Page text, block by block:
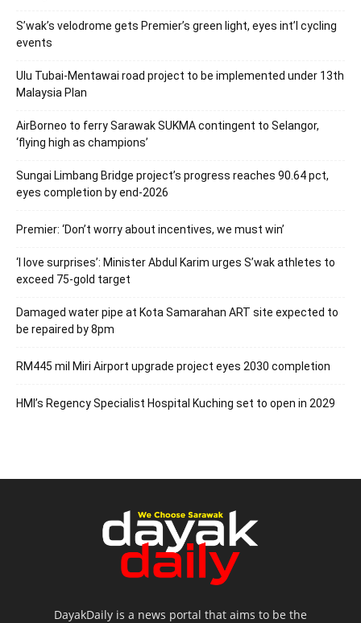
S’wak’s velodrome gets Premier’s green light, eyes int’l cycling
events
Ulu Tubai-Mentawai road project to be implemented under 13th
Malaysia Plan
AirBorneo to ferry Sarawak SUKMA contingent to Selangor,
‘flying high as champions’
Sungai Limbang Bridge project’s progress reaches 90.64 pct,
eyes completion by end-2026
Premier: ‘Don’t worry about incentives, we must win’
‘I love surprises’: Minister Abdul Karim urges S’wak athletes to
exceed 75-gold target
Damaged water pipe at Kota Samarahan ART site expected to
be repaired by 8pm
RM445 mil Miri Airport upgrade project eyes 2030 completion
HMI’s Regency Specialist Hospital Kuching set to open in 2029
DayakDaily is a news portal that aims to be the